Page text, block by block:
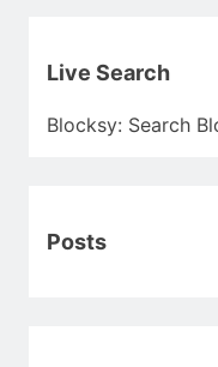
Live Search
Blocksy: Search
Posts